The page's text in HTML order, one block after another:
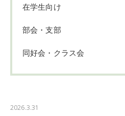
在学生向け
部会・支部
同好会・クラス会
2026.3.31